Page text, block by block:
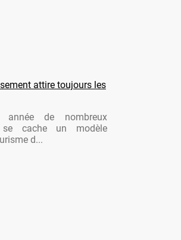
attire toujours les
année de nombreux
se cache un modèle
d...